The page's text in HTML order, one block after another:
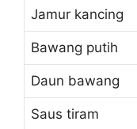
Jamur kancing
Bawang putih
Daun bawang
Saus tiram